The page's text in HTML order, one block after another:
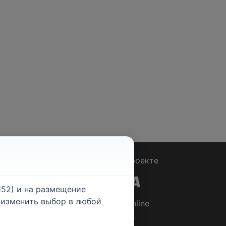
О проекте
© 2026Rabotniki.online
и на размещение
выбор в любой